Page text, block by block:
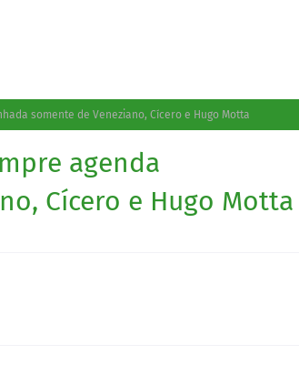
somente de Veneziano, Cícero e Hugo Motta
agenda
Cícero e Hugo Motta